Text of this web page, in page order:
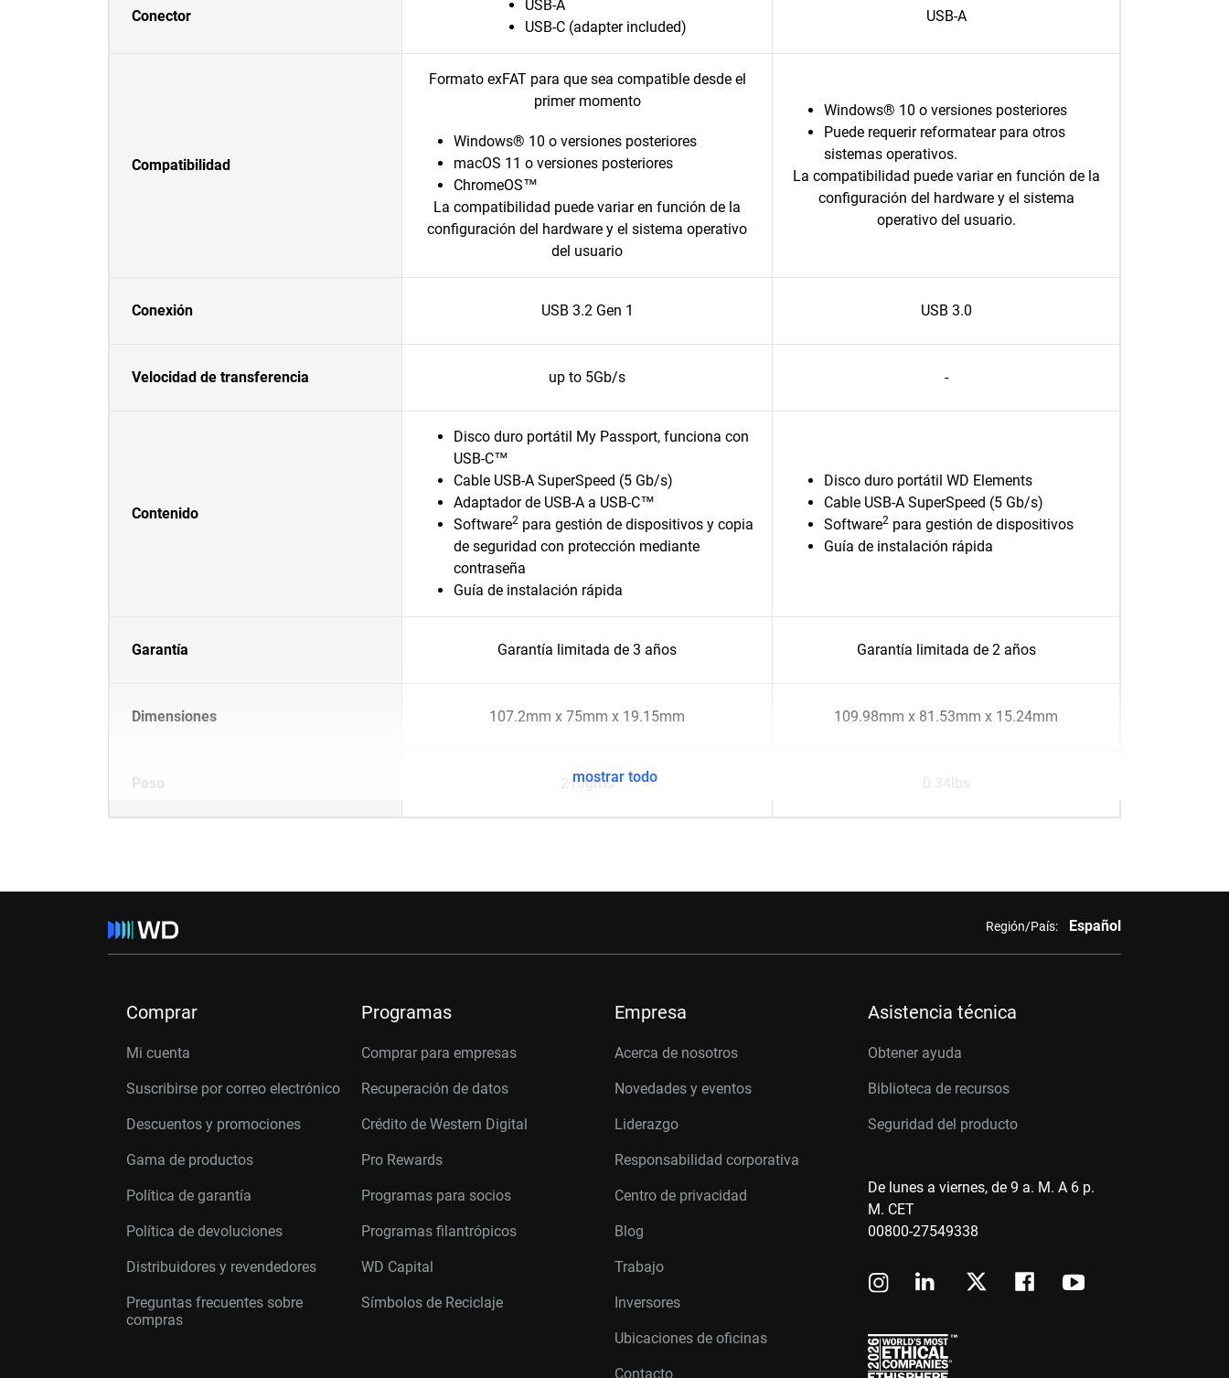
Conector
USB-A
USB-C (adapter included)
USB-A
Compatibilidad
Formato exFAT para que sea compatible desde el
primer momento
Windows® 10 o versiones posteriores
macOS 11 o versiones posteriores
ChromeOS™
La compatibilidad puede variar en función de la
configuración del hardware y el sistema operativo
del usuario
Windows® 10 o versiones posteriores
Puede requerir reformatear para otros
sistemas operativos.
La compatibilidad puede variar en función de la
configuración del hardware y el sistema
operativo del usuario.
Conexión USB 3.2 Gen 1 USB 3.0
Velocidad de transferencia up to 5Gb/s -
Contenido
Disco duro portátil My Passport, funciona con
USB-C™
Cable USB-A SuperSpeed (5 Gb/s)
Adaptador de USB-A a USB-C™
Software2 para gestión de dispositivos y copia
de seguridad con protección mediante
contraseña
Guía de instalación rápida
Disco duro portátil WD Elements
Cable USB-A SuperSpeed (5 Gb/s)
Software2 para gestión de dispositivos
Guía de instalación rápida
Garantía Garantía limitada de 3 años Garantía limitada de 2 años
Dimensiones 107.2mm x 75mm x 19.15mm 109.98mm x 81.53mm x 15.24mm
Peso 210gms 0.34lbs
mostrar todo
Región/País: Español
Comprar
Mi cuenta
Suscribirse por correo electrónico
Descuentos y promociones
Gama de productos
Política de garantía
Política de devoluciones
Distribuidores y revendedores
Preguntas frecuentes sobre
compras
Programas
Comprar para empresas
Recuperación de datos
Crédito de Western Digital
Pro Rewards
Programas para socios
Programas filantrópicos
WD Capital
Símbolos de Reciclaje
Empresa
Acerca de nosotros
Novedades y eventos
Liderazgo
Responsabilidad corporativa
Centro de privacidad
Blog
Trabajo
Inversores
Ubicaciones de oficinas
Contacto
Asistencia técnica
Obtener ayuda
Biblioteca de recursos
Seguridad del producto
De lunes a viernes, de 9 a. M. A 6 p.
M. CET
00800-27549338